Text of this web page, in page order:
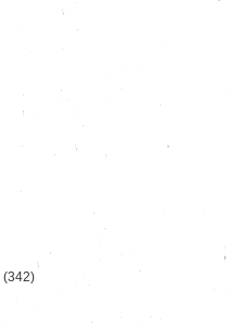
(342)